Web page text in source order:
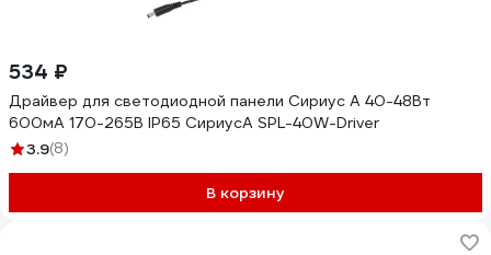
534 ₽
Драйвер для светодиодной панели Сириус А 40-48Вт
600мА 170-265В IP65 СириусА SPL-40W-Driver
3.9(8)
В корзину